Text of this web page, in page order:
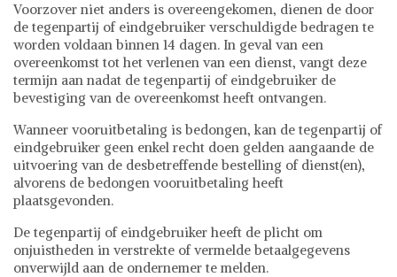
Voorzover niet anders is overeengekomen, dienen de door
de tegenpartij of eindgebruiker verschuldigde bedragen te
worden voldaan binnen 14 dagen. In geval van een
overeenkomst tot het verlenen van een dienst, vangt deze
termijn aan nadat de tegenpartij of eindgebruiker de
bevestiging van de overeenkomst heeft ontvangen.
Wanneer vooruitbetaling is bedongen, kan de tegenpartij of
eindgebruiker geen enkel recht doen gelden aangaande de
uitvoering van de desbetreffende bestelling of dienst(en),
alvorens de bedongen vooruitbetaling heeft
plaatsgevonden.
De tegenpartij of eindgebruiker heeft de plicht om
onjuistheden in verstrekte of vermelde betaalgegevens
onverwijld aan de ondernemer te melden.